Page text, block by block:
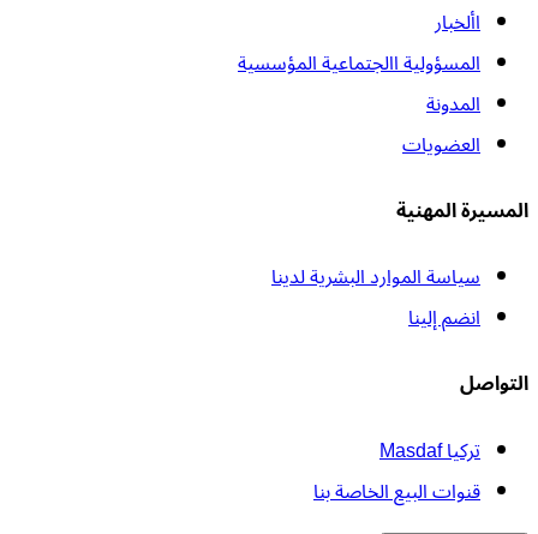
األخبار
المسؤولية االجتماعية المؤسسية
المدونة
العضويات
المسيرة المهنية
سياسة الموارد البشرية لدينا
انضم إلينا
التواصل
تركيا Masdaf
قنوات البيع الخاصة بنا